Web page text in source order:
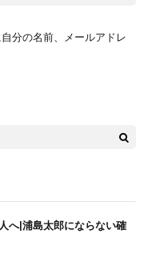
分の名前、メールアドレ
へ|浦島太郎にならない確